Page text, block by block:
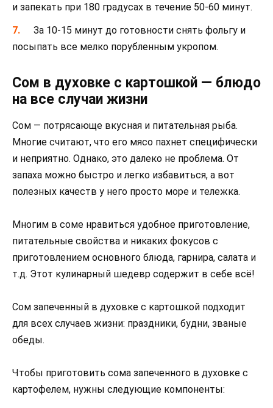
и запекать при 180 градусах в течение 50-60 минут.
За 10-15 минут до готовности снять фольгу и
посыпать все мелко порубленным укропом.
Сом в духовке с картошкой — блюдо
на все случаи жизни
Сом — потрясающе вкусная и питательная рыба.
Многие считают, что его мясо пахнет специфически
и неприятно. Однако, это далеко не проблема. От
запаха можно быстро и легко избавиться, а вот
полезных качеств у него просто море и тележка.
Многим в соме нравиться удобное приготовление,
питательные свойства и никаких фокусов с
приготовлением основного блюда, гарнира, салата и
т.д. Этот кулинарный шедевр содержит в себе всё!
Сом запеченный в духовке с картошкой подходит
для всех случаев жизни: праздники, будни, званые
обеды.
Чтобы приготовить сома запеченного в духовке с
картофелем, нужны следующие компоненты: